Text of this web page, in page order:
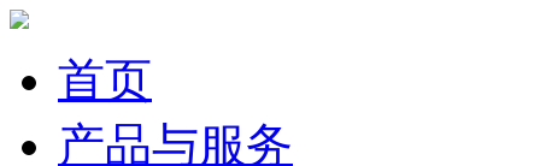
首页
产品与服务